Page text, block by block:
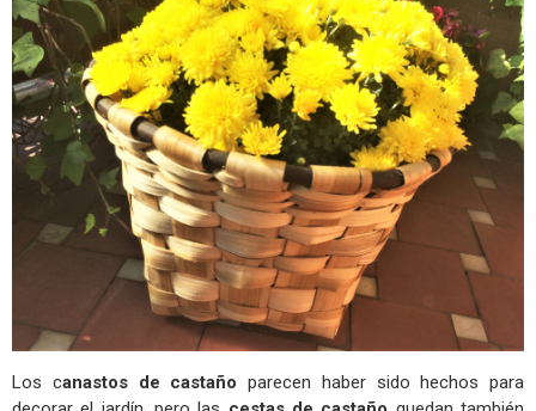
Los canastos de castaño parecen haber sido hechos para